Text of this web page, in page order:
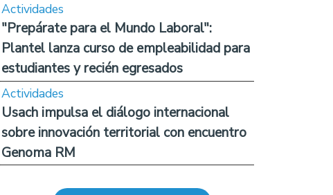
Actividades
"Prepárate para el Mundo Laboral":
Plantel lanza curso de empleabilidad para
estudiantes y recién egresados
Actividades
Usach impulsa el diálogo internacional
sobre innovación territorial con encuentro
Genoma RM